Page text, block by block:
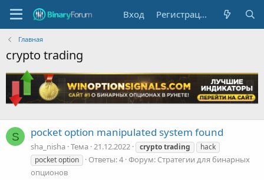
Вход Регистрация
Главная
crypto trading
S pocket option manipulated system found
sha_nisha Тема 21.12.2022 cryptotrading
hack
pocket option
Ответы: 4 Форум: Стратегии для бинарных
опционов